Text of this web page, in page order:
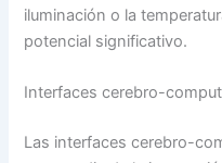
iluminación o la
potencial significativo.
Interfaces cerebro-
Las interfaces cerebro-